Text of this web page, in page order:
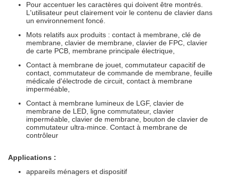
Pour accentuer les caractères qui doivent être montrés.
L'utilisateur peut clairement voir le contenu de clavier dans
un environnement foncé.
Mots relatifs aux produits : contact à membrane, clé de
membrane, clavier de membrane, clavier de FPC, clavier
de carte PCB, membrane principale électrique,
Contact à membrane de jouet, commutateur capacitif de
contact, commutateur de commande de membrane, feuille
médicale d'électrode de circuit, contact à membrane
imperméable,
Contact à membrane lumineux de LGF, clavier de
membrane de LED, ligne commutateur, clavier
imperméable, clavier de membrane, bouton de clavier de
commutateur ultra-mince. Contact à membrane de
contrôleur
Applications :
appareils ménagers et dispositif